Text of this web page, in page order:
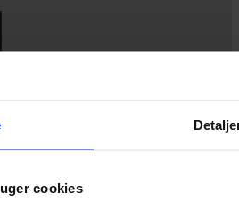
cookies
du vores